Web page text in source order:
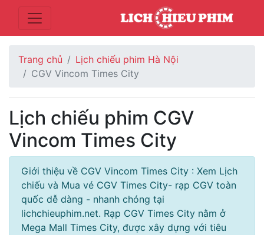
Trang chủ
Lịch chiếu phim Hà Nội
CGV Vincom Times City
Lịch chiếu phim CGV
Vincom Times City
Giới thiệu về CGV Vincom Times City : Xem Lịch
chiếu và Mua vé CGV Times City- rạp CGV toàn
quốc dễ dàng - nhanh chóng tại
lichchieuphim.net. Rạp CGV Times City nằm ở
Mega Mall Times City, được xây dựng với tiêu